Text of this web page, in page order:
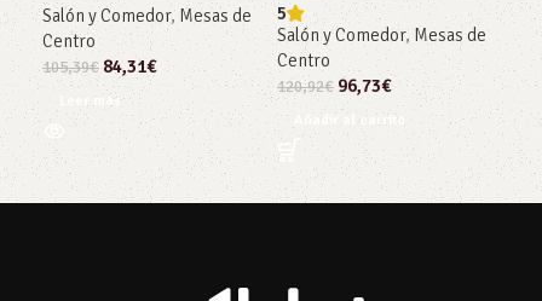
Salón y Comedor,Mesas de
Centro
105,39€ 84,31€
Leer más
5
Salón y Comedor, Mesas de
Centro
120,92€ 96,73€
Añadir al carrito
4.5